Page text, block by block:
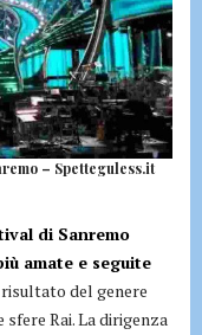
– Spetteguless.it
di Sanremo
amate e seguite
del genere
Rai. La dirigenza